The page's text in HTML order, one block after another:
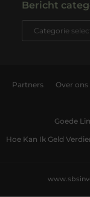
Bericht
Partners Over ons
Goede
Hoe Kan Ik Geld